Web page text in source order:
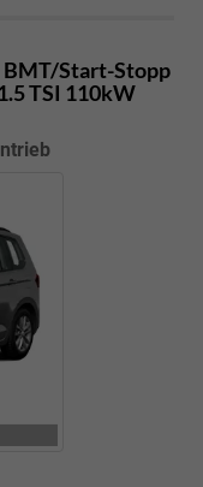
Start-Stopp
TSI 110kW